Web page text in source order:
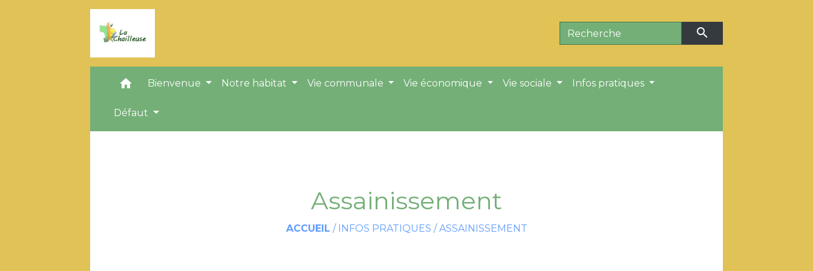
search
home Bienvenue Notre habitat Vie communale Vie économique Vie sociale Infos pratiques
Défaut
Assainissement
ACCUEIL / INFOS PRATIQUES /ASSAINISSEMENT